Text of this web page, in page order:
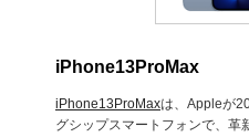
iPhone13ProMax
iPhone13ProMaxは、Appleが
グシップスマートフォンで、革